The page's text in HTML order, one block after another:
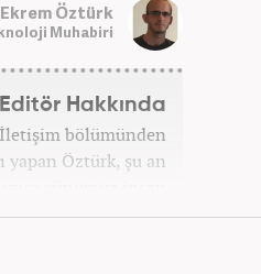
Ekrem Öztürk
Muhabiri
Editör Hakkında
İletişim bölümünden
yapan Öztürk, şu an
günümüz insan
inanmakta ve bu